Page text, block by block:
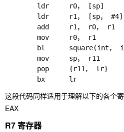
ldr     r0， [sp]
ldr     r1， [sp， #4]
add     r1， r0， r1
mov     r0， r1
bl      square(int，
mov     sp， r11
pop     {r11， lr}
这段代码同样适用于理解以下的各个
EAX
R7 寄存器